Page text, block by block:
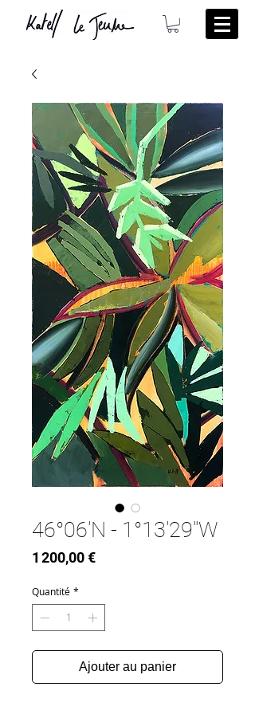
46°06'N - 1°13'29''W
1 200,00 €Prix
Quantité *
Ajouter au panier